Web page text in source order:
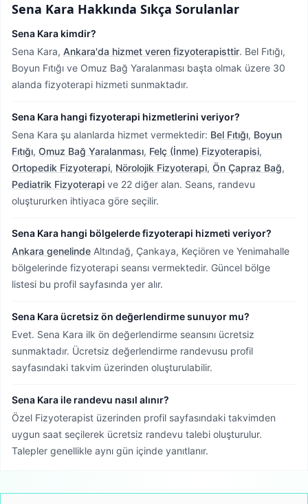
Sena Kara Hakkında Sıkça Sorulanlar
Sena Kara kimdir?
Sena Kara, Ankara'da hizmet veren fizyoterapisttir. Bel Fıtığı,
Boyun Fıtığı ve Omuz Bağ Yaralanması başta olmak üzere 30
alanda fizyoterapi hizmeti sunmaktadır.
Sena Kara hangi fizyoterapi hizmetlerini veriyor?
Sena Kara şu alanlarda hizmet vermektedir: Bel Fıtığı, Boyun
Fıtığı, Omuz Bağ Yaralanması, Felç (İnme) Fizyoterapisi,
Ortopedik Fizyoterapi, Nörolojik Fizyoterapi, Ön Çapraz Bağ,
Pediatrik Fizyoterapi ve 22 diğer alan. Seans, randevu
oluştururken ihtiyaca göre seçilir.
Sena Kara hangi bölgelerde fizyoterapi hizmeti veriyor?
Ankara genelinde Altındağ, Çankaya, Keçiören ve Yenimahalle
bölgelerinde fizyoterapi seansı vermektedir. Güncel bölge
listesi bu profil sayfasında yer alır.
Sena Kara ücretsiz ön değerlendirme sunuyor mu?
Evet. Sena Kara ilk ön değerlendirme seansını ücretsiz
sunmaktadır. Ücretsiz değerlendirme randevusu profil
sayfasındaki takvim üzerinden oluşturulabilir.
Sena Kara ile randevu nasıl alınır?
Özel Fizyoterapist üzerinden profil sayfasındaki takvimden
uygun saat seçilerek ücretsiz randevu talebi oluşturulur.
Talepler genellikle aynı gün içinde yanıtlanır.